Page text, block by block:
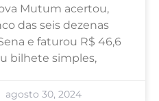
Mutum acertou,
das seis dezenas
e faturou R$ 46,6
bilhete simples,
agosto 30, 2024